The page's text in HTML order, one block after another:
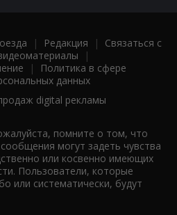
| Редакция | Связаться с
|
|
Политика в сфере
данных
digital рекламы
помните о том, что
могут задеть чувства
или косвенно имеющих
Пользователи, которые
или систематически, будут